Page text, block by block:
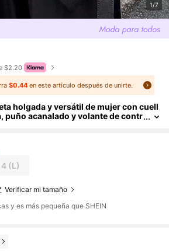
1/7
$2.20
$0.44en este artículo después de unirte.
holgada y versátil de mujer con cuell
puño acanalado y volante de contr
4(L)
Verificar mi tamaño
y es más pequeña que SHEIN